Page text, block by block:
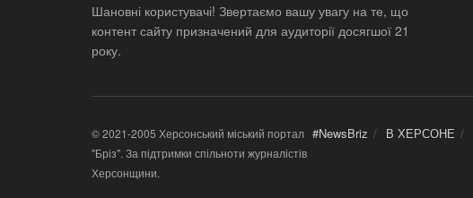
Шановні користувачі! Звертаємо вашу увагу на те, що
контент сайту призначений для аудиторії досягшої 21
року.
#NewsBriz В ХЕРСОНЕ
© 2021-2005 Херсонський міський портал
"Бріз". За підтримки спільноти журналістів
Херсонщини.